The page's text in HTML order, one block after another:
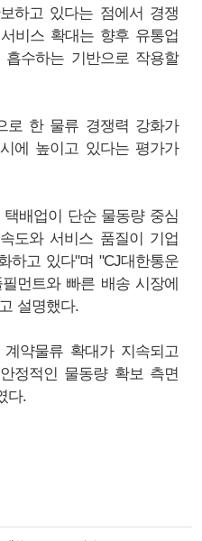
하고 있다는 점에서 경쟁
비스 확대는 향후 유통업
수하는 기반으로 작용할
로 한 물류 경쟁력 강화가
에 높이고 있다는 평가가
배업이 단순 물동량 중심
도와 서비스 품질이 기업
하고 있다"며 "CJ대한통운
먼트와 빠른 배송 시장에
설명했다.
약물류 확대가 지속되고
정적인 물동량 확보 측면
다.